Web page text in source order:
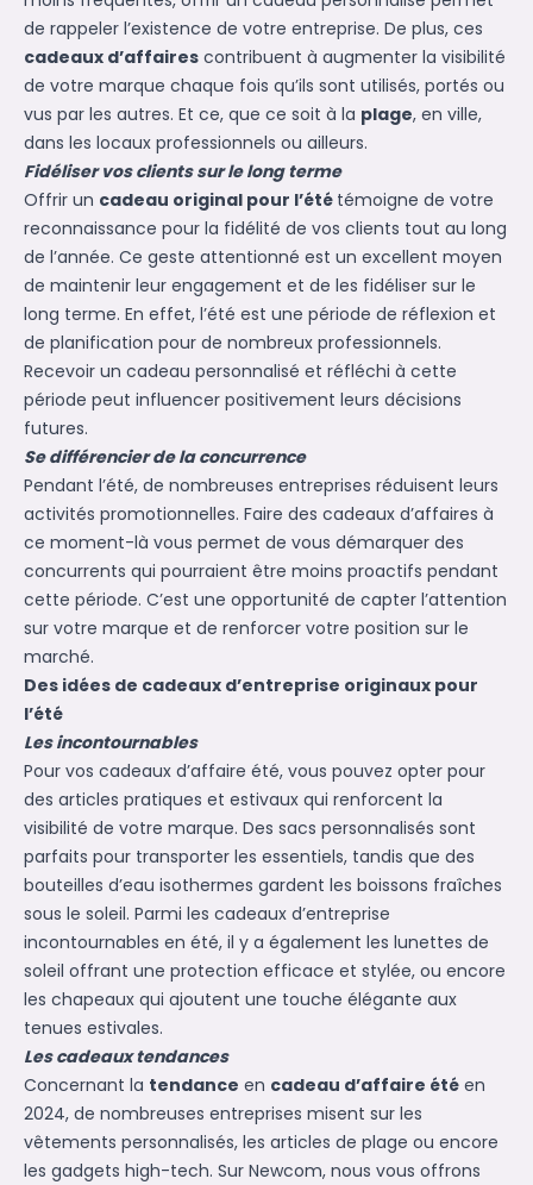
de rappeler l’existence de votre entreprise. De plus, ces
cadeaux d’affaires contribuent à augmenter la visibilité
de votre marque chaque fois qu’ils sont utilisés, portés ou
vus par les autres. Et ce, que ce soit à la plage, en ville,
dans les locaux professionnels ou ailleurs.
Fidéliser vos clients sur le long terme
Offrir un cadeau original pour l’été témoigne de votre
reconnaissance pour la fidélité de vos clients tout au long
de l’année. Ce geste attentionné est un excellent moyen
de maintenir leur engagement et de les fidéliser sur le
long terme. En effet, l’été est une période de réflexion et
de planification pour de nombreux professionnels.
Recevoir un cadeau personnalisé et réfléchi à cette
période peut influencer positivement leurs décisions
futures.
Se différencier de la concurrence
Pendant l’été, de nombreuses entreprises réduisent leurs
activités promotionnelles. Faire des cadeaux d’affaires à
ce moment-là vous permet de vous démarquer des
concurrents qui pourraient être moins proactifs pendant
cette période. C’est une opportunité de capter l’attention
sur votre marque et de renforcer votre position sur le
marché.
Des idées de cadeaux d’entreprise originaux pour
l’été
Les incontournables
Pour vos cadeaux d’affaire été, vous pouvez opter pour
des articles pratiques et estivaux qui renforcent la
visibilité de votre marque. Des sacs personnalisés sont
parfaits pour transporter les essentiels, tandis que des
bouteilles d’eau isothermes gardent les boissons fraîches
sous le soleil. Parmi les cadeaux d’entreprise
incontournables en été, il y a également les lunettes de
soleil offrant une protection efficace et stylée, ou encore
les chapeaux qui ajoutent une touche élégante aux
tenues estivales.
Les cadeaux tendances
Concernant la tendance en cadeau d’affaire été en
2024, de nombreuses entreprises misent sur les
vêtements personnalisés, les articles de plage ou encore
les gadgets high-tech. Sur Newcom, nous vous offrons